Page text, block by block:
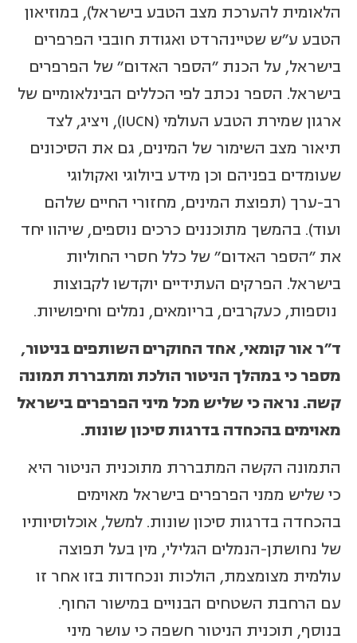
הלאומית להערכת מצב הטבע בישראל), במוזיאון
הטבע ע"ש שטיינהרדט ואגודת חובבי הפרפרים
בישראל, על הכנת "הספר האדום" של הפרפרים
בישראל. הספר נכתב לפי הכללים הבינלאומיים של
ארגון שמירת הטבע העולמי (IUCN), ויציג, לצד
תיאור מצב השימור של המינים, גם את הסיכונים
שעומדים בפניהם וכן מידע ביולוגי ואקולוגי
רב-ערך (תפוצת המינים, מחזורי החיים שלהם
ועוד). בהמשך מתוכננים כרכים נוספים, שיהוו יחד
את "הספר האדום" של כלל חסרי החוליות
בישראל. הפרקים העתידיים יוקדשו לקבוצות
נוספות, כעקרבים, בריומאים, נמלים וחיפושיות.
ד"ר אור קומאי, אחד החוקרים השותפים בניטור,
מספר כי במהלך הניטור הולכת ומתבררת תמונה
קשה. נראה כי שליש מכל מיני הפרפרים בישראל
מאוימים בהכחדה בדרגות סיכון שונות.
התמונה הקשה המתבררת מתוכנית הניטור היא
כי שליש ממני הפרפרים בישראל מאוימים
בהכחדה בדרגות סיכון שונות. למשל, אוכלוסיותיו
של נחושתן-הנמלים הגלילי, מין בעל תפוצה
עולמית מצומצמת, הולכות ונכחדות בזו אחר זו
עם הרחבת השטחים הבנויים במישור החוף.
בנוסף, תוכנית הניטור חשפה כי עושר מיני